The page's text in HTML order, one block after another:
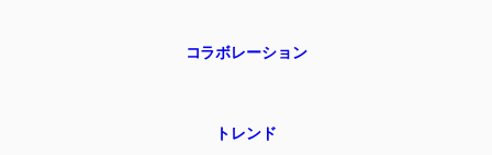
コラボレーション
トレンド